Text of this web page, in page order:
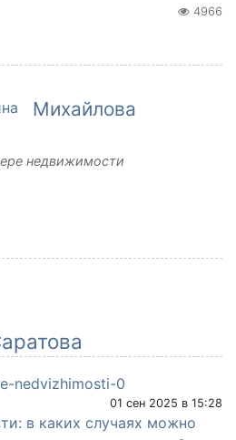
4966
Михайлова
недвижимости
01 сен 2025 в 15:28
в каких случаях можно